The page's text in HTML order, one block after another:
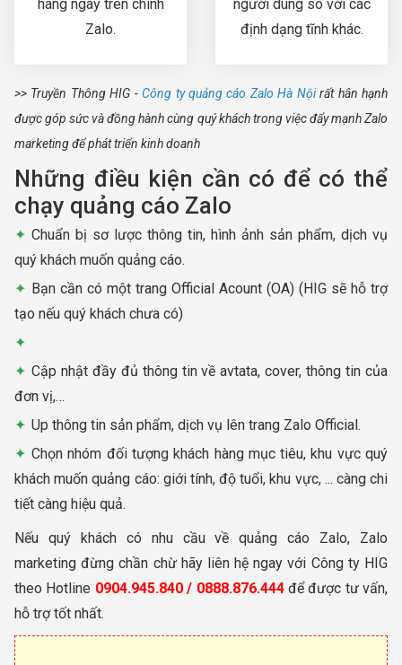
hàng ngay trên chính
Zalo.
người dùng so với các
định dạng tĩnh khác.
>> Truyền Thông HIG -Công ty quảng cáo Zalo Hà Nộirất hân hạnh
được góp sức và đồng hành cùng quý khách trong việc đẩy mạnh Zalo
marketing để phát triển kinh doanh
Những điều kiện cần có để có thể
chạy quảng cáo Zalo
Chuẩn bị sơ lược thông tin, hình ảnh sản phẩm, dịch vụ
quý khách muốn quảng cáo.
Bạn cần có một trang Official Acount (OA) (HIG sẽ hỗ trợ
tạo nếu quý khách chưa có)
Cập nhật đầy đủ thông tin về avtata, cover, thông tin của
đơn vị,…
Up thông tin sản phẩm, dịch vụ lên trang Zalo Official.
Chọn nhóm đối tượng khách hàng mục tiêu, khu vực quý
khách muốn quảng cáo: giới tính, độ tuổi, khu vực, ... càng chi
tiết càng hiệu quả.
Nếu quý khách có nhu cầu về quảng cáo Zalo, Zalo
marketing đừng chần chừ hãy liên hệ ngay với Công ty HIG
theo Hotline 0904.945.840 / 0888.876.444để được tư vấn,
hỗ trợ tốt nhất.